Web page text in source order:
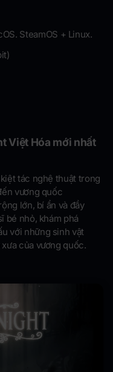
SteamOS + Linux.
Việt Hóa mới nhất
tác nghệ thuật trong
vương quốc
lớn, bí ẩn và đầy
bé nhỏ, khám phá
với những sinh vật
của vương quốc.